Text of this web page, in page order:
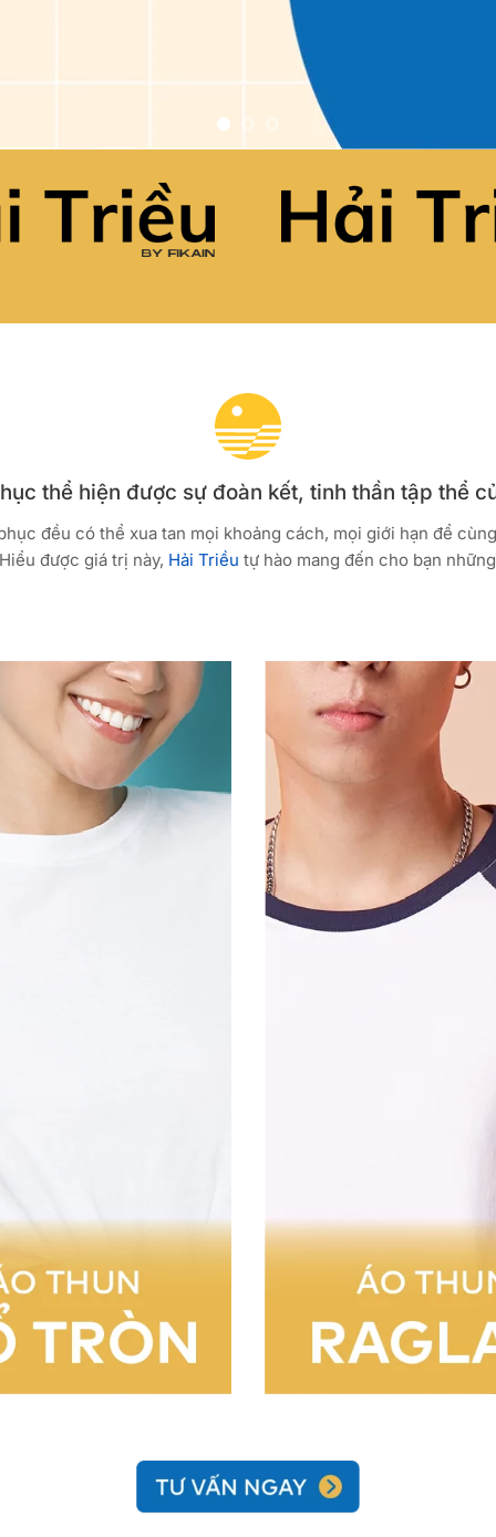
thể hiện được sự đoàn kết, tinh thần tập thể
đều có thể xua tan mọi khoảng cách, mọi giới hạn để
được giá trị này, Hải Triều tự hào mang đến cho bạn